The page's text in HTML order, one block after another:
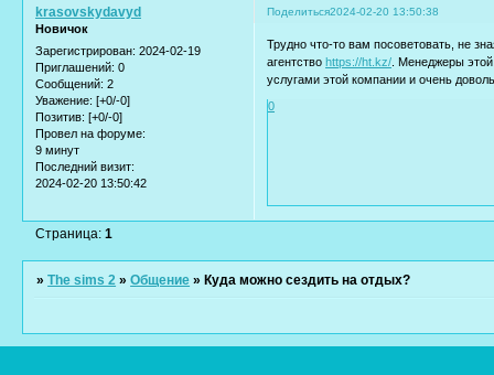
Поделиться2024-02-20 13:50:38
krasovskydavyd
Новичок
Зарегистрирован: 2024-02-19
Приглашений: 0
Сообщений: 2
Уважение: [+0/-0]
Позитив: [+0/-0]
Провел на форуме:
9 минут
Последний визит:
2024-02-20 13:50:42
Трудно что-то вам посоветовать, не
агентствоhttps://ht.kz/ . Менеджеры
услугами этой компании и очень
0
Страница:1
»The sims 2 »Общение » Куда можно сездить на отдых?